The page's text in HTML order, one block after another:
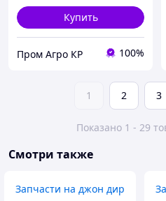
Купить
Пром Агро КР 100%
1 2 3
Показано 1 - 29
Смотри также
Запчасти на джон дир